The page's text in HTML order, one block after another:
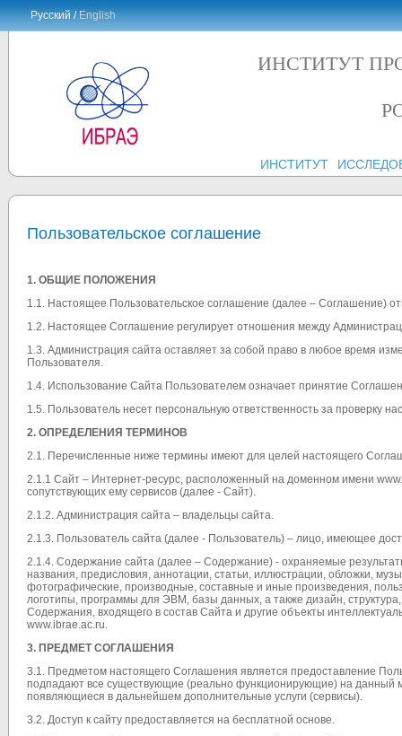
Русский /English
ИНСТИТУТ
ИНСТИТУТ
Пользовательское соглашение
1. ОБЩИЕ ПОЛОЖЕНИЯ
1.1. Настоящее Пользовательское соглашение (далее – Соглашение)
1.2. Настоящее Соглашение регулирует отношения между
1.3. Администрация сайта оставляет за собой право в любое время
Пользователя.
1.4. Использование Сайта Пользователем означает принятие
1.5. Пользователь несет персональную ответственность за проверку
2. ОПРЕДЕЛЕНИЯ ТЕРМИНОВ
2.1. Перечисленные ниже термины имеют для целей настоящего
2.1.1 Сайт – Интернет-ресурс, расположенный на доменном имени
сопутствующих ему сервисов (далее - Сайт).
2.1.2. Администрация сайта – владельцы сайта.
2.1.3. Пользователь сайта (далее - Пользователь) – лицо, имеющее
2.1.4. Содержание сайта (далее – Содержание) - охраняемые
названия, предисловия, аннотации, статьи, иллюстрации, обложки,
фотографические, производные, составные и иные произведения,
логотипы, программы для ЭВМ, базы данных, а также дизайн,
Содержания, входящего в состав Сайта и другие объекты
www.ibrae.ac.ru.
3. ПРЕДМЕТ СОГЛАШЕНИЯ
3.1. Предметом настоящего Соглашения является предоставление
подпадают все существующие (реально функционирующие) на
появляющиеся в дальнейшем дополнительные услуги (сервисы).
3.2. Доступ к сайту предоставляется на бесплатной основе.